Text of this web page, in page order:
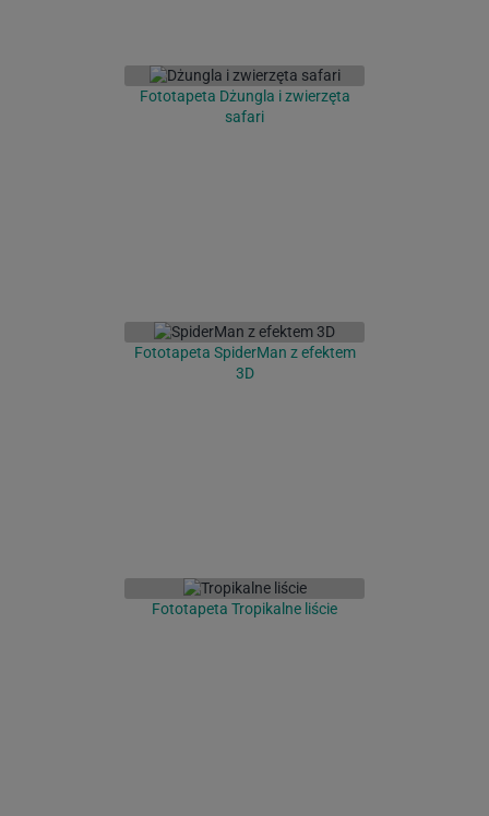
Fototapeta Dżungla i zwierzęta
safari
Fototapeta SpiderMan z efektem
3D
Fototapeta Tropikalne liście